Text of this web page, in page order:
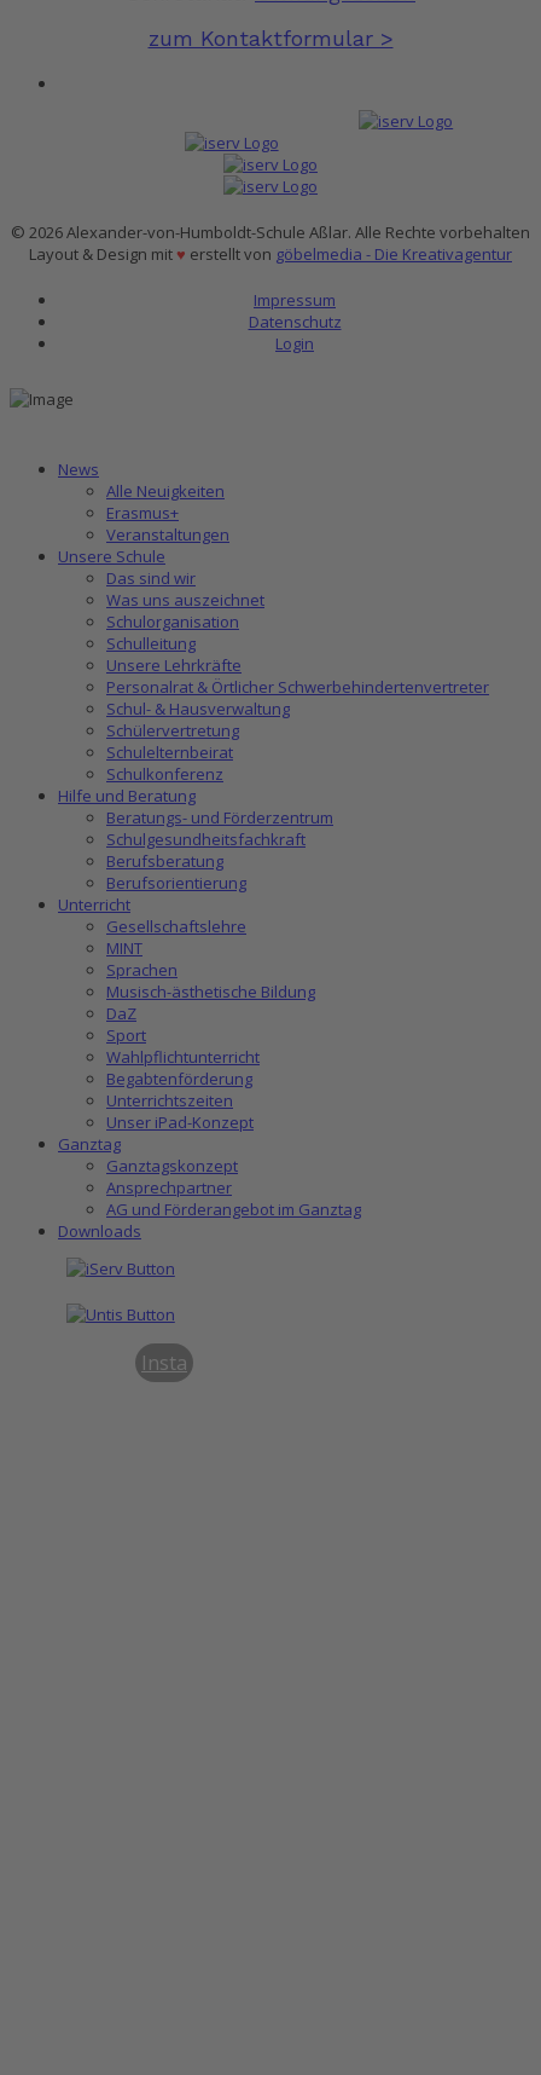
zum Kontaktformular >
© 2026 Alexander-von-Humboldt-Schule Aßlar. Alle Rechte vorbehalten
Layout & Design mit♥ erstellt von göbelmedia - Die Kreativagentur
Impressum
Datenschutz
Login
News
Alle Neuigkeiten
Erasmus+
Veranstaltungen
Unsere Schule
Das sind wir
Was uns auszeichnet
Schulorganisation
Schulleitung
Unsere Lehrkräfte
Personalrat & Örtlicher Schwerbehindertenvertreter
Schul- & Hausverwaltung
Schülervertretung
Schulelternbeirat
Schulkonferenz
Hilfe und Beratung
Beratungs- und Förderzentrum
Schulgesundheitsfachkraft
Berufsberatung
Berufsorientierung
Unterricht
Gesellschaftslehre
MINT
Sprachen
Musisch-ästhetische Bildung
DaZ
Sport
Wahlpflichtunterricht
Begabtenförderung
Unterrichtszeiten
Unser iPad-Konzept
Ganztag
Ganztagskonzept
Ansprechpartner
AG und Förderangebot im Ganztag
Downloads
Insta